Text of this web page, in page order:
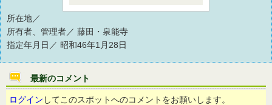
所在地／
所有者、管理者／ 藤田・泉能寺
指定年月日／ 昭和46年1月28日
最新のコメント
ログイン してこのスポットへのコメントをお願いします。